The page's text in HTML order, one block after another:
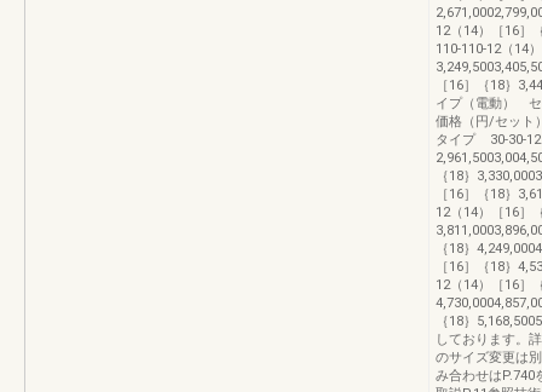
12（14）［16］
110-110-12（14
［16］｛18｝
イプ（電動）
価格（円/セット
タイプ 30-30-12
｛18｝
［16］｛18｝
12（14）［16］
｛18｝
［16］｛18｝
12（14）［16］
｛18｝
しております。
のサイズ変更は
み合わせはP.740